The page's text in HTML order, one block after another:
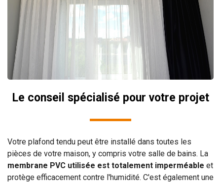
Le conseil spécialisé pour votre projet
Votre plafond tendu peut être installé dans toutes les
pièces de votre maison, y compris votre salle de bains. La
membrane PVC utilisée est totalement imperméable et
protège efficacement contre l'humidité. C'est également une